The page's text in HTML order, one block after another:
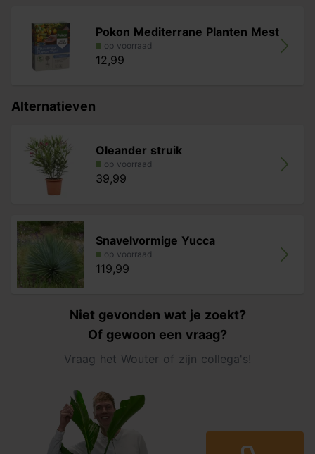
Pokon Mediterrane Planten Mest
op voorraad
12,99
Alternatieven
Oleander struik
op voorraad
39,99
Snavelvormige Yucca
op voorraad
119,99
Niet gevonden wat je zoekt?
Of gewoon een vraag?
Vraag het Wouter of zijn collega's!